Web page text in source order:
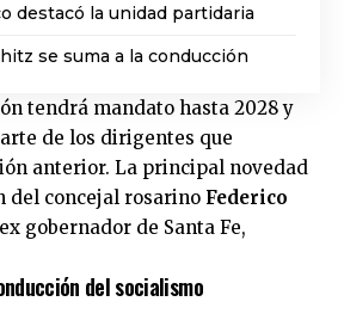
destacó la unidad partidaria
se suma a la conducción
tendrá mandato hasta 2028 y
de los dirigentes que
anterior. La principal novedad
del concejal rosarino Federico
gobernador de Santa Fe,
del socialismo